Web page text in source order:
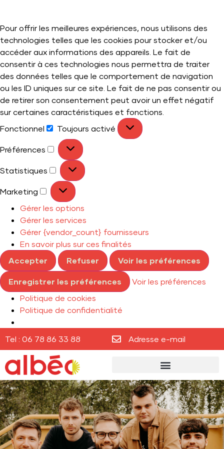
Pour offrir les meilleures expériences, nous utilisons des
technologies telles que les cookies pour stocker et/ou
accéder aux informations des appareils. Le fait de
consentir à ces technologies nous permettra de traiter
des données telles que le comportement de navigation
ou les ID uniques sur ce site. Le fait de ne pas consentir ou
de retirer son consentement peut avoir un effet négatif
sur certaines caractéristiques et fonctions.
Fonctionnel
Toujours activé
Préférences
Statistiques
Marketing
Gérer les options
Gérer les services
Gérer {vendor_count} fournisseurs
En savoir plus sur ces finalités
Accepter
Refuser Voir les préférences
Enregistrer les préférences
Voir les préférences
Politique de cookies
Politique de confidentialité
Tel : 06 78 86 33 88 Adresse e-mail